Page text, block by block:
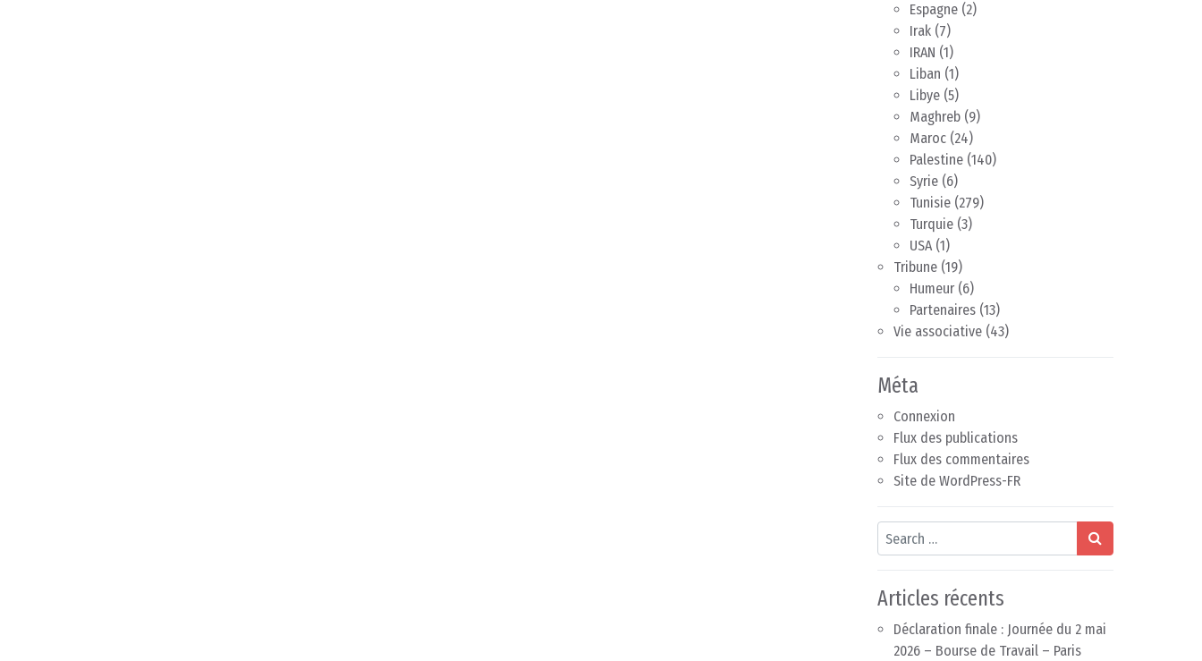
Espagne (2)
Irak (7)
IRAN (1)
Liban (1)
Libye (5)
Maghreb (9)
Maroc (24)
Palestine (140)
Syrie (6)
Tunisie (279)
Turquie (3)
USA(1)
Tribune (19)
Humeur (6)
Partenaires (13)
Vie associative (43)
Méta
Connexion
Flux des publications
Flux des commentaires
Site de WordPress-FR
Search
Articles récents
Déclaration finale : Journée du 2 mai
2026 – Bourse de Travail – Paris